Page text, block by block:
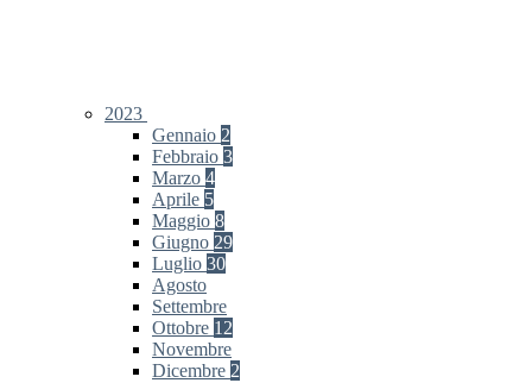
2023
Gennaio 2
Febbraio 3
Marzo 4
Aprile 5
Maggio 8
Giugno 29
Luglio 30
Agosto
Settembre
Ottobre 12
Novembre
Dicembre 2